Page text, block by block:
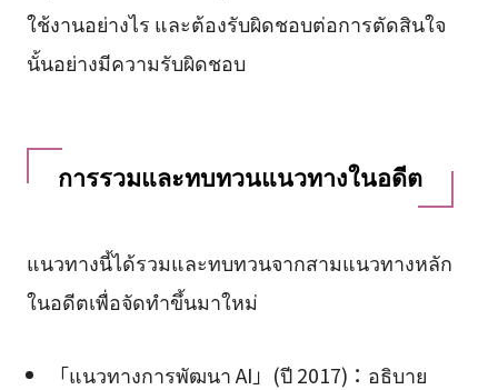
ใช้งานอย่างไร และต้องรับผิดชอบต่อการตัดสินใจ
นั้นอย่างมีความรับผิดชอบ
การรวมและทบทวนแนวทางในอดีต
แนวทางนี้ได้รวมและทบทวนจากสามแนวทางหลัก
ในอดีตเพื่อจัดทำขึ้นมาใหม่
「แนวทางการพัฒนา AI」(ปี 2017)：อธิบาย